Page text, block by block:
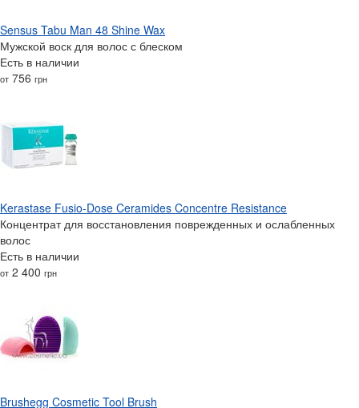
Sensus Tabu Man 48 Shine Wax
Мужской воск для волос с блеском
Есть в наличии
от 756 грн
Kerastase Fusio-Dose Ceramides Concentre Resistance
Концентрат для восстановления поврежденных и ослабленных
волос
Есть в наличии
от 2 400 грн
Brushegg Cosmetic Tool Brush